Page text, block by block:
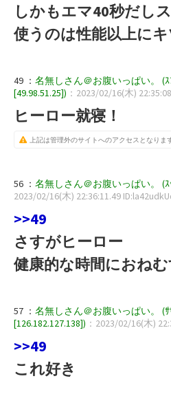
しかもエマ40秒だし
使うのは性能以上に
49 ： 名無しさん＠お腹いっぱい。 (ｽ
[49.98.51.25]) ：2023/02/16(木)
ヒーロー就寝！
上記は管理外のサイトへのアクセスとなります
56 ： 名無しさん＠お腹いっぱい。 (ｽ
2023/02/16(木) 22:36:11.49
>>49
さすがヒーロー
健康的な時間におね
57 ： 名無しさん＠お腹いっぱい。 (ｻ
[126.182.127.138]) ：2023/02/16(木)
>>49
これ好き